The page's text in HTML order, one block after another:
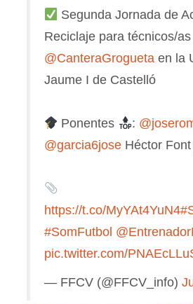
Segunda Jornada de
Reciclaje para técnicos/
@CanteraGroguetaen la
Jaume I de Castelló
Ponentes :
@garcia6joseHéctor Font
https://t.co/MyYAt4YuN4
#SomFutbol
pic.twitter.com/
— FFCV (@FFCV_info)